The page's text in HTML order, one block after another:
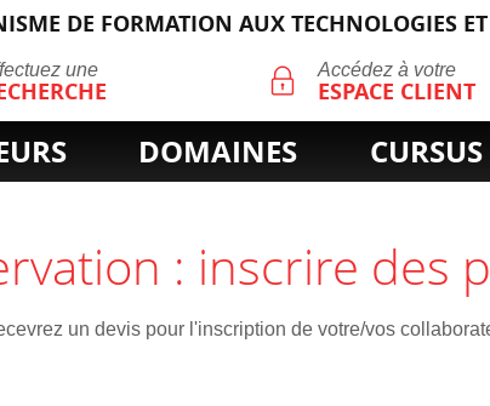
DE FORMATION AUX TECHNOLOGIES
une
RECHERCHE Accédez à votre
ESPACE CLIENT
DOMAINES CURSUS
: inscrire des
un devis pour l'inscription de votre/vos